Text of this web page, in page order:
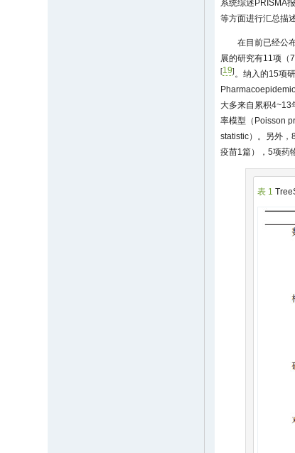
系统综述PRISMA
等方面进行汇总描
在目前已经公
展的研究有11项（
[19]。纳入的15项
大多来自累积4~13
率模型（Poisson
statistic）。另外，
疫苗1篇），5项药
表 1